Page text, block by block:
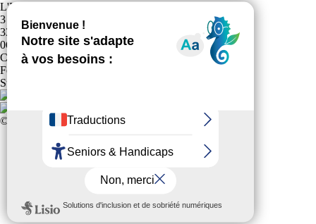
L'DANSE
3 PARC DU DEHES
33480 CASTELNAU DE MEDOC
0671614197
Club affilié à la
Fédération Française Sports pour Tous
Suivez-nous !
© 2024 Tous Droits Réservés
Mentions légales
Politique de confidentialité